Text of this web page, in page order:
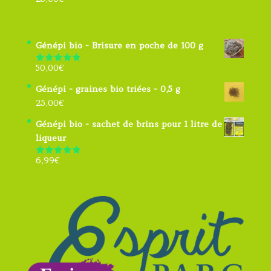
Génépi bio - Brisure en poche de 100 g
Note5.00
50,00€
Génépi - graines bio triées - 0,5 g
25,00€
Génépi bio - sachet de brins pour 1 litre de
liqueur
Note4.91
6,99€